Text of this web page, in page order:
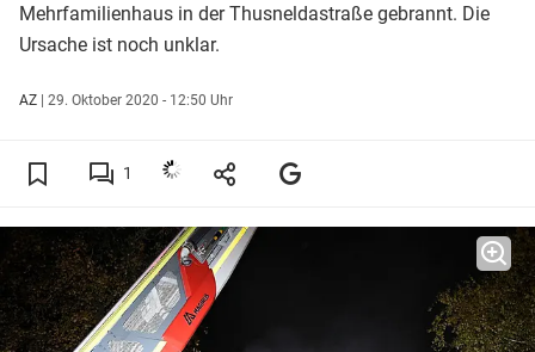
Mehrfamilienhaus in der Thusneldastraße gebrannt. Die
Ursache ist noch unklar.
AZ | 29. Oktober 2020 - 12:50 Uhr
1